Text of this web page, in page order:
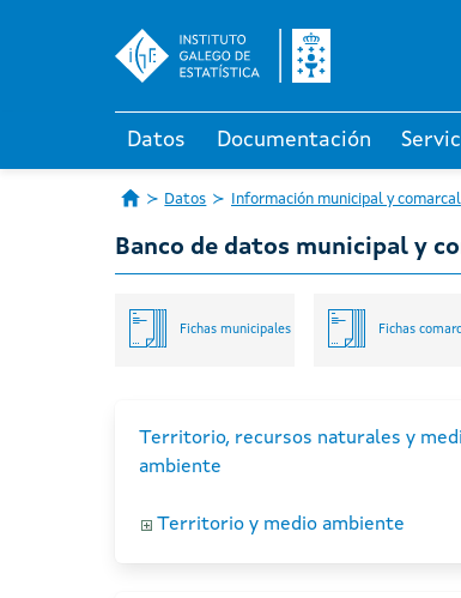
Datos Documentación
Datos Información municipal y comarcal
Banco de datos municipal y
Fichas municipales Fichas
Territorio, recursos naturales y
ambiente
Territorio y medio ambiente